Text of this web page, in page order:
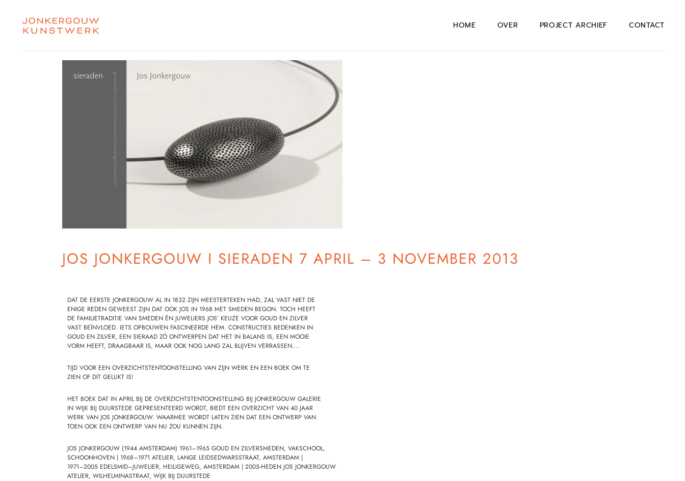
HOME OVER PROJECT ARCHIEF CONTACT
JOS JONKERGOUW I SIERADEN 7 APRIL – 3 NOVEMBER 2013
DAT DE EERSTE JONKERGOUW AL IN 1832 ZIJN MEESTERTEKEN HAD, ZAL VAST NIET DE
ENIGE REDEN GEWEEST ZIJN DAT OOK JOS IN 1968 MET SMEDEN BEGON. TOCH HEEFT
DE FAMILIETRADITIE VAN SMEDEN ÉN JUWELIERS JOS’ KEUZE VOOR GOUD EN ZILVER
VAST BEÏNVLOED. IETS OPBOUWEN FASCINEERDE HEM. CONSTRUCTIES BEDENKEN IN
GOUD EN ZILVER, EEN SIERAAD ZÓ ONTWERPEN DAT HET IN BALANS IS, EEN MOOIE
VORM HEEFT, DRAAGBAAR IS, MAAR OOK NOG LANG ZAL BLIJVEN VERRASSEN….
TIJD VOOR EEN OVERZICHTSTENTOONSTELLING VAN ZIJN WERK EN EEN BOEK OM TE
ZIEN OF DIT GELUKT IS!
HET BOEK DAT IN APRIL BIJ DE OVERZICHTSTENTOONSTELLING BIJ JONKERGOUW GALERIE
IN WIJK BIJ DUURSTEDE GEPRESENTEERD WORDT, BIEDT EEN OVERZICHT VAN 40 JAAR
WERK VAN JOS JONKERGOUW. WAARMEE WORDT LATEN ZIEN DAT EEN ONTWERP VAN
TOEN OOK EEN ONTWERP VAN NU ZOU KUNNEN ZIJN.
JOS JONKERGOUW (1944 AMSTERDAM) 1961–1965 GOUD EN ZILVERSMEDEN, VAKSCHOOL,
SCHOONHOVEN | 1968–1971 ATELIER, LANGE LEIDSEDWARSSTRAAT, AMSTERDAM |
1971–2005 EDELSMID–JUWELIER, HEILIGEWEG, AMSTERDAM | 2005-HEDEN JOS JONKERGOUW
ATELIER, WILHELMINASTRAAT, WIJK BIJ DUURSTEDE